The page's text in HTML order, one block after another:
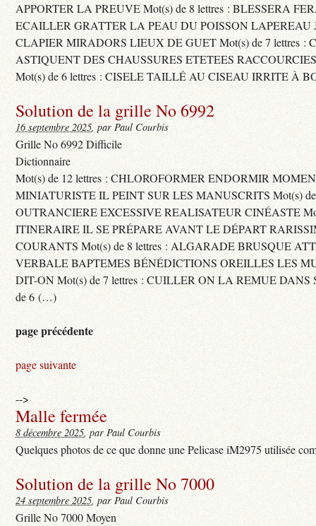
APPORTER LA PREUVE Mot(s) de 8 lettres : BLESSERA
ECAILLER GRATTER LA PEAU DU POISSON LAPEREAU
CLAPIER MIRADORS LIEUX DE GUET Mot(s) de 7 lettres :
ASTIQUENT DES CHAUSSURES ETETEES
Mot(s) de 6 lettres : CISELE TAILLÉ AU CISEAU IRRITE À
Solution de la grille No 6992
16 septembre 2025, par Paul Courbis
Grille No 6992 Difficile
Dictionnaire
Mot(s) de 12 lettres : CHLOROFORMER ENDORMIR
MINIATURISTE IL PEINT SUR LES MANUSCRITS Mot(s) de
OUTRANCIERE EXCESSIVE REALISATEUR CINÉASTE
ITINERAIRE IL SE PRÉPARE AVANT LE DÉPART
COURANTS Mot(s) de 8 lettres : ALGARADE BRUSQUE
VERBALE BAPTEMES BÉNÉDICTIONS OREILLES LES
DIT-ON Mot(s) de 7 lettres : CUILLER ON LA REMUE DANS
de 6 (…)
page précédente
page suivante
-->
Malle fermée
8 décembre 2025, par Paul Courbis
Quelques photos de ce que donne une Pelicase iM2975 utilisée
Solution de la grille No 7000
24 septembre 2025, par Paul Courbis
Grille No 7000 Moyen